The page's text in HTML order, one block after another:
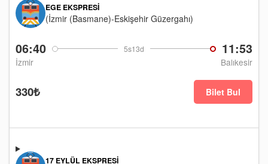
06:40 5s13d 11:53
İzmir Balıkesir
EGE EKSPRESI
(İzmir (Basmane)-Eskişehir Güzergahı)
330₺ Bilet Bul
17 EYLÜL EKSPRESI